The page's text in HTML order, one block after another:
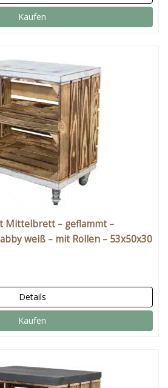
Kaufen
Mittelbrett – geflammt –
weiß – mit Rollen – 53x50x30
Details
Kaufen